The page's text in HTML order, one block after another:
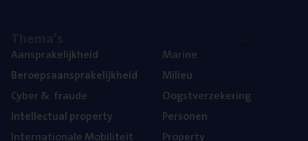
Aan­spra­ke­lijk­heid
Beroeps­aan­spra­ke­lijk­heid
Cyber& fraude
Intel­lec­tu­al property
Inter­na­ti­o­na­le Mobiliteit
Mari­ne
Mili­eu
Oogst­ver­ze­ke­ring
Per­so­nen
Pro­per­ty